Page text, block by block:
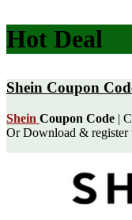
Hot Deal
Shein Coupon
Shein Coupon Code |
Or Download & register